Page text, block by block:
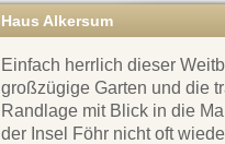
Haus Alkersum
Einfach herrlich dieser
großzügige Garten und die
Randlage mit Blick in die
der Insel Föhr nicht oft